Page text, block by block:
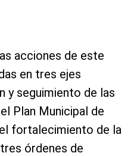
acciones de este
en tres ejes
y seguimiento de las
Plan Municipal de
fortalecimiento de la
órdenes de